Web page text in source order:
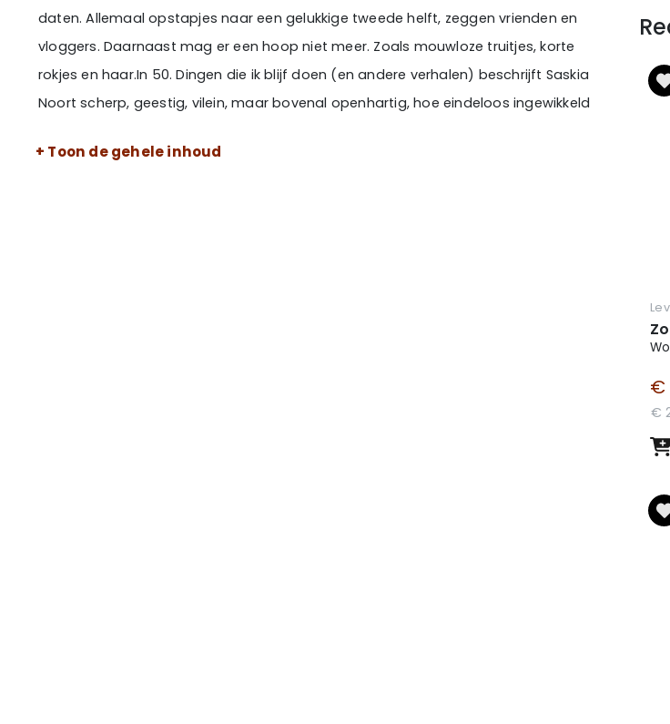
daten. Allemaal opstapjes naar een gelukkige tweede helft, zeggen vrienden en
vloggers. Daarnaast mag er een hoop niet meer. Zoals mouwloze truitjes, korte
rokjes en haar.In 50. Dingen die ik blijf doen (en andere verhalen) beschrijft Saskia
Noort scherp, geestig, vilein, maar bovenal openhartig, hoe eindeloos ingewikkeld
kinderen bemoeien zich met alles, het huis is leeg en de agenda te vol.
+ Toon de gehele inhoud
€
€